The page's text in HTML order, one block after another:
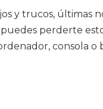
y trucos, últimas
perderte
consola o